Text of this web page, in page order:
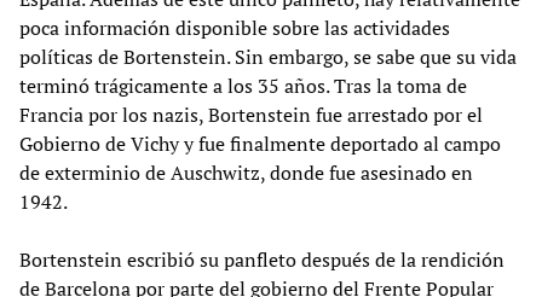
poca información disponible sobre las actividades
políticas de Bortenstein. Sin embargo, se sabe que su vida
terminó trágicamente a los 35 años. Tras la toma de
Francia por los nazis, Bortenstein fue arrestado por el
Gobierno de Vichy y fue finalmente deportado al campo
de exterminio de Auschwitz, donde fue asesinado en
1942.
Bortenstein escribió su panfleto después de la rendición
de Barcelona por parte del gobierno del Frente Popular